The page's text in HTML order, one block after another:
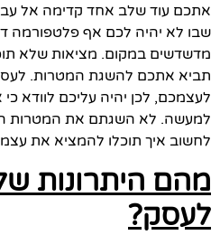
אתכם עוד שלב אחד קדימה אל
שבו לא יהיה לכם אף פלטפורמה
מדשדשים במקום. מציאות שלא
תביא אתכם להשגת המטרות.
לעצמכם, לכן יהיה עליכם לוודא
למעשה. לא השגתם את המטרות
לחשוב איך תוכלו להמציא את
מהם היתרונות
לעסק?